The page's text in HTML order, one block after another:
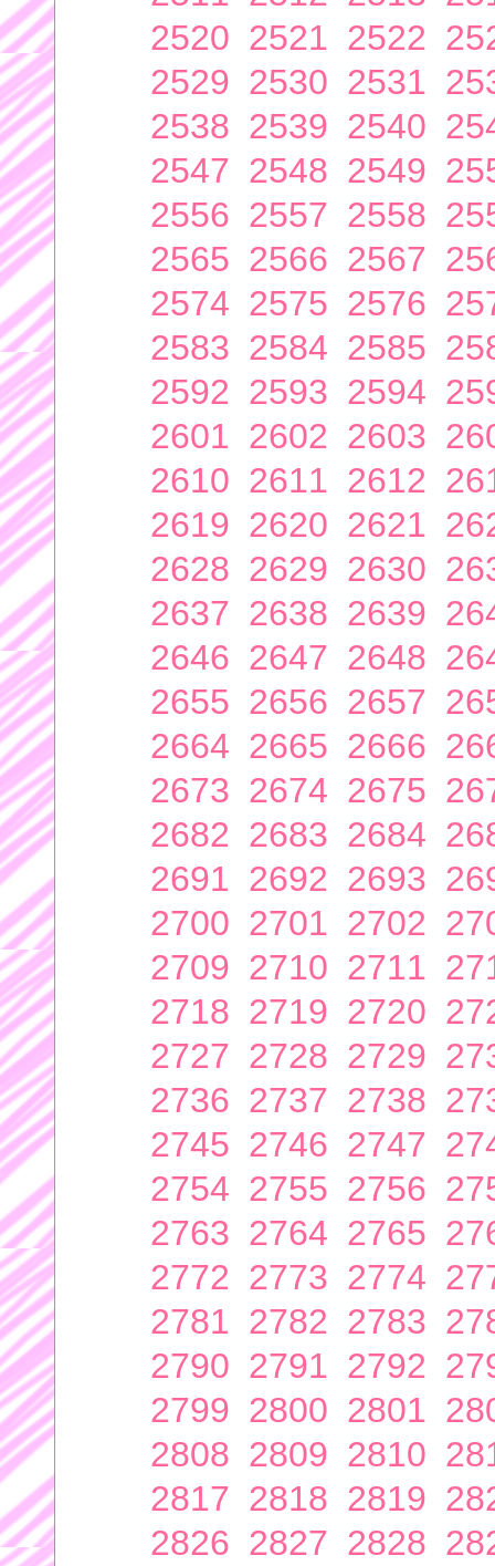
2520 2521 2522
2529 2530 2531
2538 2539 2540
2547 2548 2549
2556 2557 2558
2565 2566 2567
2574 2575 2576
2583 2584 2585
2592 2593 2594
2601 2602 2603
2610 2611 2612
2619 2620 2621
2628 2629 2630
2637 2638 2639
2646 2647 2648
2655 2656 2657
2664 2665 2666
2673 2674 2675
2682 2683 2684
2691 2692 2693
2700 2701 2702
2709 2710 2711
2718 2719 2720
2727 2728 2729
2736 2737 2738
2745 2746 2747
2754 2755 2756
2763 2764 2765
2772 2773 2774
2781 2782 2783
2790 2791 2792
2799 2800 2801
2808 2809 2810
2817 2818 2819
2826 2827 2828